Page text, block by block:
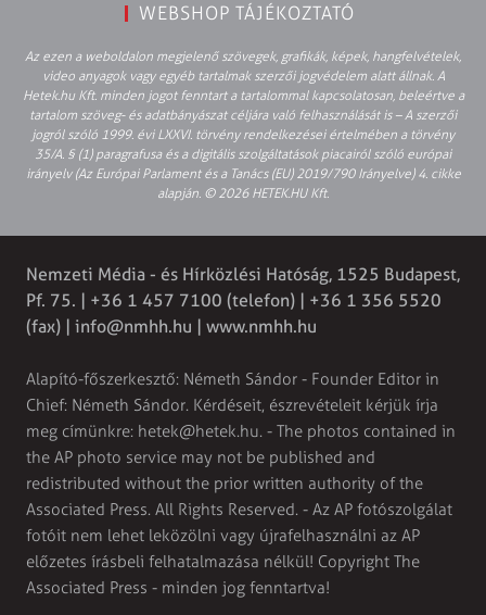
WEBSHOP TÁJÉKOZTATÓ
Az ezen a weboldalon megjelenő szövegek, grafikák, képek, hangfelvételek,
video anyagok vagy egyéb tartalmak szerzői jogvédelem alatt állnak. A
Hetek.hu Kft. minden jogot fenntart a tartalommal kapcsolatosan, beleértve a
tartalom szöveg- és adatbányászat céljára való felhasználását is – A szerzői
jogról szóló 1999. évi LXXVI. törvény rendelkezései értelmében a törvény
35/A. § (1) paragrafusa és a digitális szolgáltatások piacairól szóló európai
irányelv (Az Európai Parlament és a Tanács (EU) 2019/790 Irányelve) 4. cikke
alapján. © 2026 HETEK.HU Kft.
Nemzeti Média - és Hírközlési Hatóság, 1525 Budapest,
Pf. 75. | +36 1 457 7100 (telefon) | +36 1 356 5520
(fax) | info@nmhh.hu | www.nmhh.hu
Alapító-főszerkesztő: Németh Sándor - Founder Editor in
Chief: Németh Sándor. Kérdéseit, észrevételeit kérjük írja
meg címünkre: hetek@hetek.hu. - The photos contained in
the AP photo service may not be published and
redistributed without the prior written authority of the
Associated Press. All Rights Reserved. - Az AP fotószolgálat
fotóit nem lehet leközölni vagy újrafelhasználni az AP
előzetes írásbeli felhatalmazása nélkül! Copyright The
Associated Press - minden jog fenntartva!